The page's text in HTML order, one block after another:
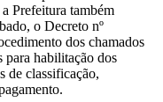
Prefeitura também
o Decreto nº
dos chamados
para habilitação dos
de classificação,